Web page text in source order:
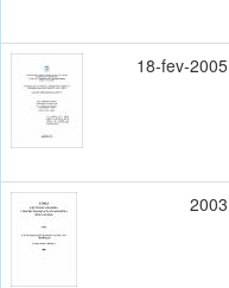
18-fev-2005
2003